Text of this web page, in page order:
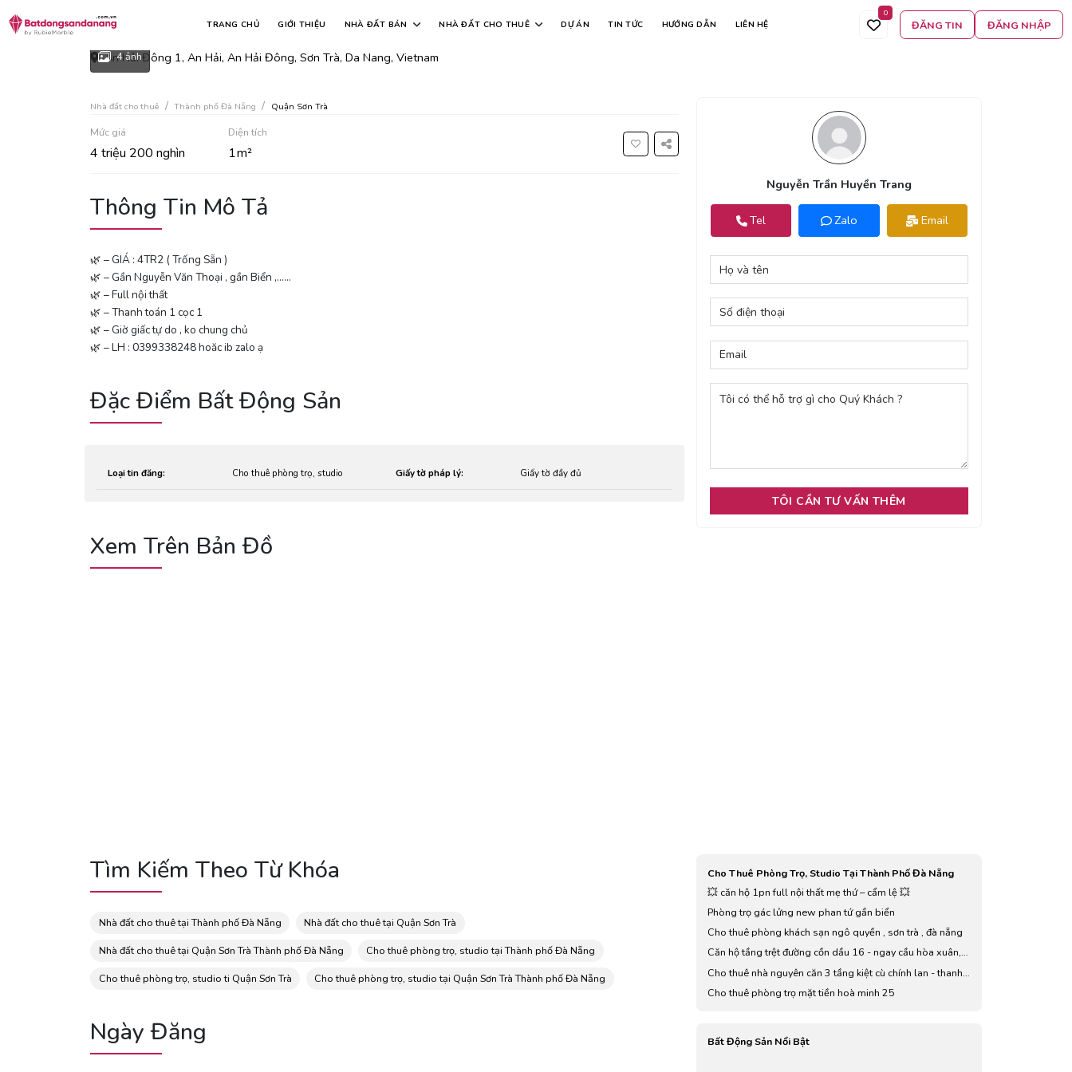
TRANG CHỦ GIỚI THIỆU NHÀ ĐẤT BÁN NHÀ ĐẤT CHO THUÊ DỰ ÁN TIN TỨC HƯỚNG DẪN LIÊN HỆ
0
ĐĂNG TIN ĐĂNG NHẬP
Cho thuê phòng an hải đông 1 , sơn trà ,đn
An Hải Đông 1, An Hải, An Hải Đông, Sơn Trà, Da Nang, Vietnam
4 ảnh
Nhà đất cho thuê Thành phố Đà Nẵng Quận Sơn Trà
Mức giá
4 triệu 200 nghìn
Diện tích
1m²
Thông Tin Mô Tả
🌿 – GIÁ : 4TR2 ( Trống Sẵn )
🌿 – Gần Nguyễn Văn Thoại , gần Biển ,……
🌿 – Full nội thất
🌿 – Thanh toán 1 cọc 1
🌿 – Giờ giấc tự do , ko chung chủ
🌿 – LH : 0399338248 hoăc ib zalo ạ
Đặc Điểm Bất Động Sản
Loại tin đăng: Cho thuê phòng trọ, studio Giấy tờ pháp lý: Giấy tờ đầy đủ
Xem Trên Bản Đồ
Nguyễn Trần Huyền Trang
Tel Zalo Email
Tìm Kiếm Theo Từ Khóa
Nhà đất cho thuê tại Thành phố Đà Nẵng Nhà đất cho thuê tại Quận Sơn Trà
Nhà đất cho thuê tại Quận Sơn Trà Thành phố Đà Nẵng Cho thuê phòng trọ, studio tại Thành phố Đà Nẵng
Cho thuê phòng trọ, studio ti Quận Sơn Trà Cho thuê phòng trọ, studio tại Quận Sơn Trà Thành phố Đà Nẵng
Ngày Đăng
Cho Thuê Phòng Trọ, Studio Tại Thành Phố Đà Nẵng
💥 căn hộ 1pn full nội thất mẹ thứ – cẩm lệ 💥
Phòng trọ gác lửng new phan tứ gần biển
Cho thuê phòng khách sạn ngô quyền , sơn trà , đà nẵng
Căn hộ tầng trệt đường cồn dầu 16 - ngay cầu hòa xuân,
gần đh đông á kiến trúc
Cho thuê nhà nguyên căn 3 tầng kiệt cù chính lan - thanh
khê, sát kiệt oôt
Cho thuê phòng trọ mặt tiền hoà minh 25
Bất Động Sản Nổi Bật